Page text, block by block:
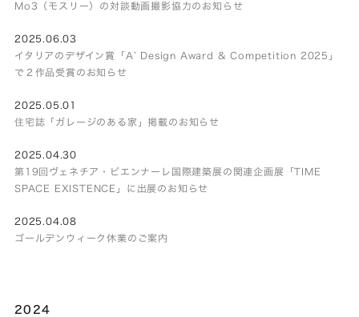
Mo3（モスリー）の対談動画撮影協力のお知らせ
2025.06.03
イタリアのデザイン賞「A’ Design Award & Competition 2025」
で２作品受賞のお知らせ
2025.05.01
住宅誌「ガレージのある家」掲載のお知らせ
2025.04.30
第19回ヴェネチア・ビエンナーレ国際建築展の関連企画展「TIME
SPACE EXISTENCE」に出展のお知らせ
2025.04.08
ゴールデンウィーク休業のご案内
2024